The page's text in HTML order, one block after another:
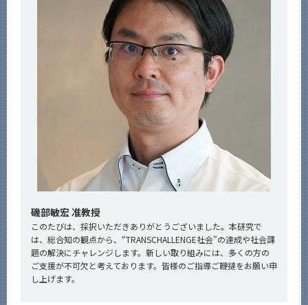
磯部敏宏 准教授
このたびは、採択いただきありがとうございました。本研究で
は、総合知の観点から、“TRANSCHALLENGE社会”の達成や社会課
題の解決にチャレンジします。新しい取り組みには、多くの方の
ご支援が不可欠と考えております。皆様のご指導ご鞭撻をお願い申
し上げます。